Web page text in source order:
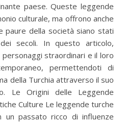
paese. Queste leggende
culturale, ma offrono anche
paure della società siano stati
secoli. In questo articolo,
straordinari e il loro
permettendoti di
della Turchia attraverso il suo
Le Origini delle Leggende
Culture Le leggende turche
un passato ricco di influenze